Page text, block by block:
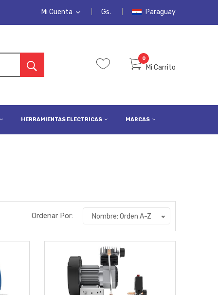
Mi Cuenta
LISTA DE DESEOS
REGISTRARSE
Gs. Paraguay
Mi Carrito
0
HERRAMIENTAS ELECTRICAS MARCAS
Ordenar Por: Nombre: Orden A-Z